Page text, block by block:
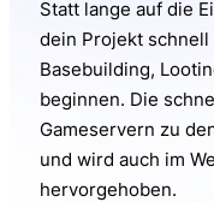
Statt lange auf die
dein Projekt
Basebuilding,
beginnen. Die
Gameservern zu
und wird auch im
hervorgehoben.